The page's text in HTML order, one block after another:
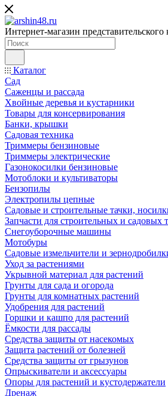
Интернет-магазин представительского
Каталог
Сад
Саженцы и рассада
Хвойные деревья и кустарники
Товары для консервирования
Банки, крышки
Садовая техника
Триммеры бензиновые
Триммеры электрические
Газонокосилки бензиновые
Мотоблоки и культиваторы
Бензопилы
Электропилы цепные
Садовые и строительные тачки,
Запчасти для строительных и садовых
Снегоуборочные машины
Мотобуры
Садовые измельчители и
Уход за растениями
Укрывной материал для растений
Грунты для сада и огорода
Грунты для комнатных растений
Удобрения для растений
Горшки и кашпо для растений
Ёмкости для рассады
Средства защиты от насекомых
Защита растений от болезней
Средства защиты от грызунов
Опрыскиватели и аксессуары
Опоры для растений и кустодержатели
Дренаж